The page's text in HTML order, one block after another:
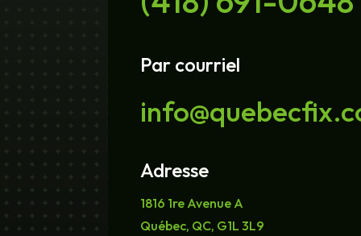
Par courriel
Adresse
1816 1re Avenue A
Québec, QC, G1L 3L9